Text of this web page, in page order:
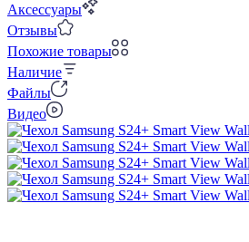
Аксессуары
Отзывы
Похожие товары
Наличие
Файлы
Видео